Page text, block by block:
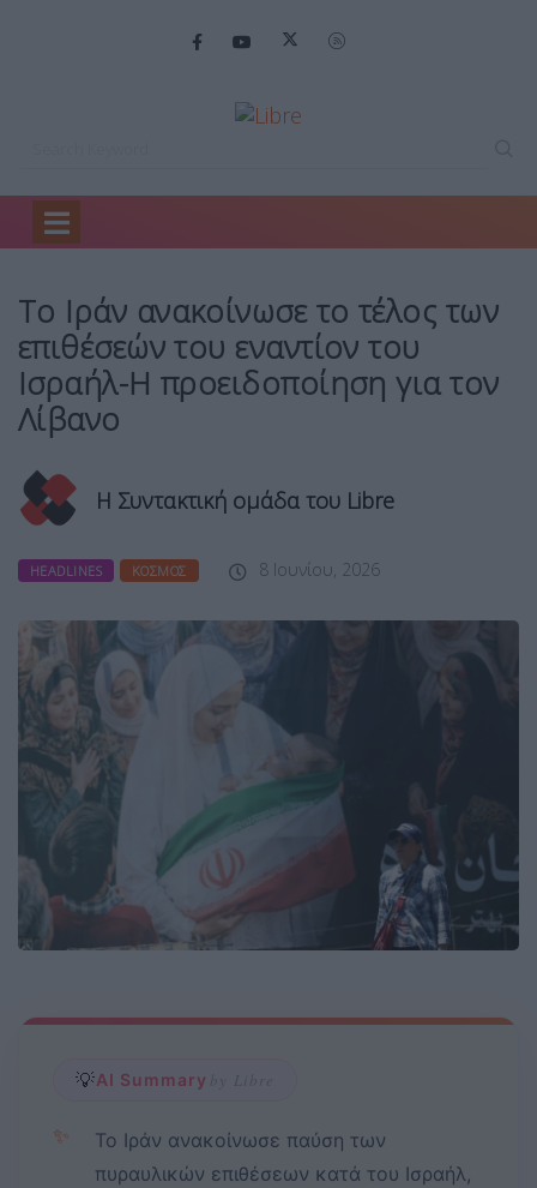
Home
Το Ιράν ανακοίνωσε το τέλος των
επιθέσεών του εναντίον του
Ισραήλ-Η προειδοποίηση για τον
Λίβανο
Η Συντακτική ομάδα του Libre
HEADLINES ΚΌΣΜΟΣ 8 Ιουνίου, 2026
💡AI Summary by Libre
✨
Το Ιράν ανακοίνωσε παύση των
πυραυλικών επιθέσεων κατά του Ισραήλ,